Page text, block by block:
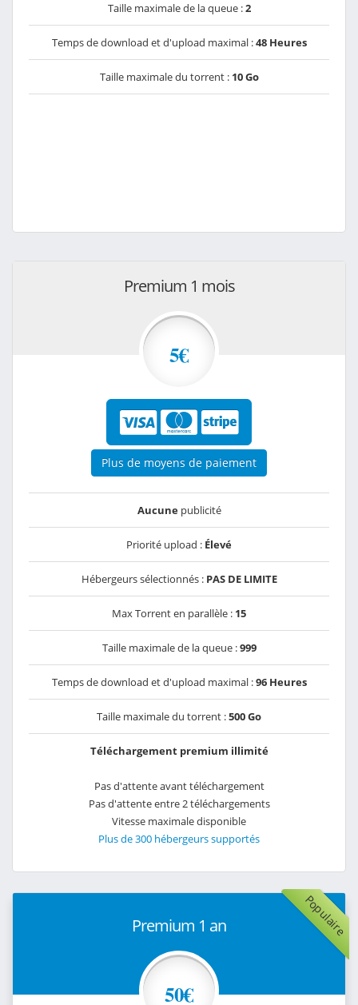
Taille maximale de la queue :2
Temps de download et d'upload maximal :48 Heures
Taille maximale du torrent : 10 Go
Premium 1 mois
5€
Plus de moyens de paiement
Aucunepublicité
Priorité upload : Élevé
Hébergeurs sélectionnés : PAS DE LIMITE
Max Torrent en parallèle : 15
Taille maximale de la queue :999
Temps de download et d'upload maximal :96 Heures
Taille maximale du torrent :500 Go
Téléchargement premium illimité
Pas d'attente avant téléchargement
Pas d'attente entre 2 téléchargements
Vitesse maximale disponible
Plus de 300 hébergeurs supportés
Populaire
Premium 1 an
50€